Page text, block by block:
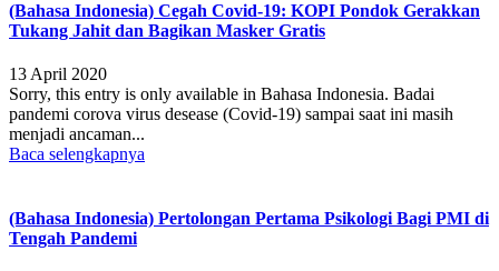
(Bahasa Indonesia) Cegah Covid-19: KOPI Pondok Gerakkan
Tukang Jahit dan Bagikan Masker Gratis
13 April 2020
Sorry, this entry is only available in Bahasa Indonesia. Badai
pandemi corova virus desease (Covid-19) sampai saat ini masih
menjadi ancaman...
Baca selengkapnya
(Bahasa Indonesia) Pertolongan Pertama Psikologi Bagi PMI di
Tengah Pandemi